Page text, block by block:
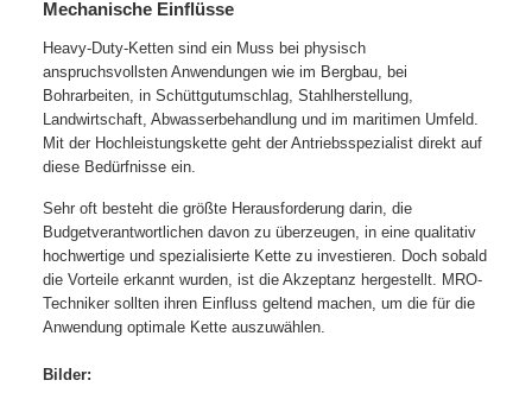
Mechanische Einflüsse
Heavy-Duty-Ketten sind ein Muss bei physisch
anspruchsvollsten Anwendungen wie im Bergbau, bei
Bohrarbeiten, in Schüttgutumschlag, Stahlherstellung,
Landwirtschaft, Abwasserbehandlung und im maritimen Umfeld.
Mit der Hochleistungskette geht der Antriebsspezialist direkt auf
diese Bedürfnisse ein.
Sehr oft besteht die größte Herausforderung darin, die
Budgetverantwortlichen davon zu überzeugen, in eine qualitativ
hochwertige und spezialisierte Kette zu investieren. Doch sobald
die Vorteile erkannt wurden, ist die Akzeptanz hergestellt. MRO-
Techniker sollten ihren Einfluss geltend machen, um die für die
Anwendung optimale Kette auszuwählen.
Bilder: